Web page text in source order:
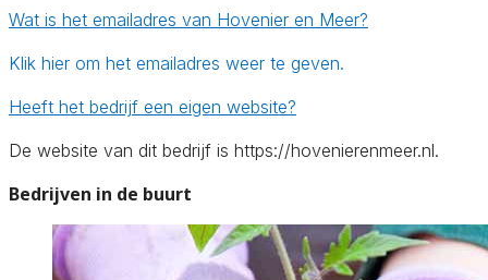
Wat is het emailadres van Hovenier en Meer?
Klik hier om het emailadres weer te geven.
Heeft het bedrijf een eigen website?
De website van dit bedrijf is https://hovenierenmeer.nl.
Bedrijven in de buurt